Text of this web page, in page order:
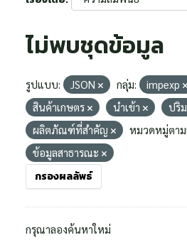
ไม่พบชุดข้อมูล
รูปแบบ: JSON กลุ่ม: impexp
สินค้าเกษตร
นำเข้า
ปริ
ผลิตภัณฑ์ที่สำคัญ
หมวดหมู่ตาม
ข้อมูลสาธารณะ
กรองผลลัพธ์
กรุณาลองค้นหาใหม่